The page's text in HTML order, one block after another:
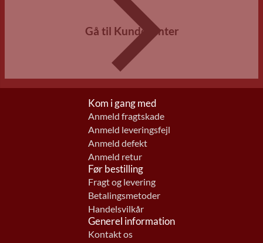
Gå til Kundecenter
Kom i gang med
Anmeld fragtskade
Anmeld leveringsfejl
Anmeld defekt
Anmeld retur
Før bestilling
Fragt og levering
Betalingsmetoder
Handelsvilkår
Generel information
Kontakt os